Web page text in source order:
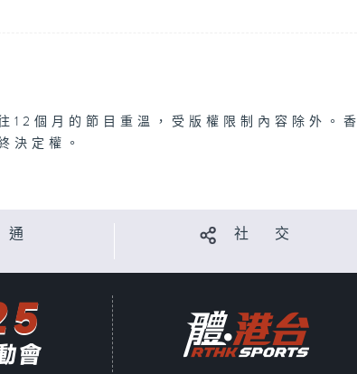
12個月的節目重溫，受版權限制內容除外。香
決定權。
社 交